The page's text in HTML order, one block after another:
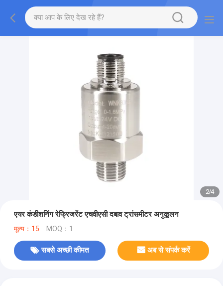
2/4
एयर कंडीशनिंग रेफ्रिजरेंट एचवीएसी दबाव ट्रांसमीटर अनुकूलन
मूल्य：15 MOQ：1
सबसे अच्छी कीमत अब से संपर्क करें